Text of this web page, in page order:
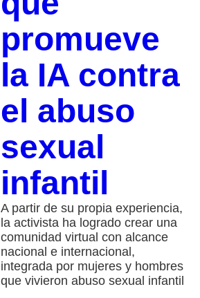
promueve
la IA contra
el abuso
sexual
infantil
A partir de su propia experiencia,
la activista ha logrado crear una
comunidad virtual con alcance
nacional e internacional,
integrada por mujeres y hombres
que vivieron abuso sexual infantil